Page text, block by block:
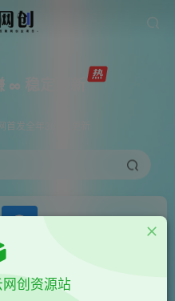
稳定更新
发全年365天更新
创资源站